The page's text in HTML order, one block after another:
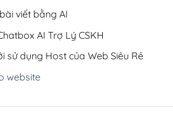
viết bằng AI
AI Trợ Lý CSKH
sử dụng Host của Web Siêu Rẻ
website